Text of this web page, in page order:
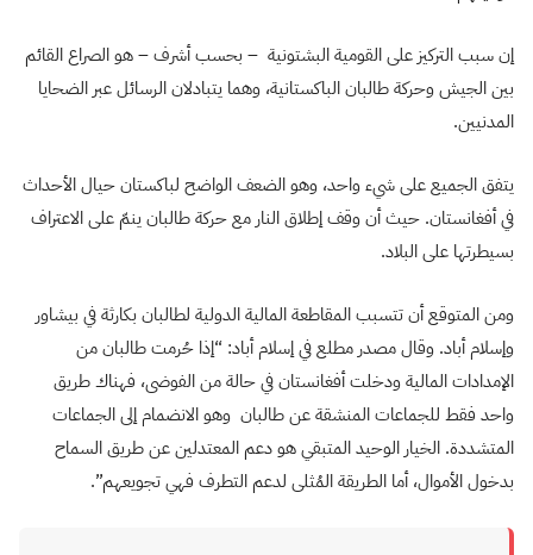
إن سبب التركيز على القومية البشتونية – بحسب أشرف – هو الصراع القائم
بين الجيش وحركة طالبان الباكستانية، وهما يتبادلان الرسائل عبر الضحايا
المدنيين.
يتفق الجميع على شيء واحد، وهو الضعف الواضح لباكستان حيال الأحداث
في أفغانستان. حيث أن وقف إطلاق النار مع حركة طالبان ينمّ على الاعتراف
بسيطرتها على البلاد.
ومن المتوقع أن تتسبب المقاطعة المالية الدولية لطالبان بكارثة في بيشاور
وإسلام أباد. وقال مصدر مطلع في إسلام أباد: “إذا حُرمت طالبان من
الإمدادات المالية ودخلت أفغانستان في حالة من الفوضى، فهناك طريق
واحد فقط للجماعات المنشقة عن طالبان وهو الانضمام إلى الجماعات
المتشددة. الخيار الوحيد المتبقي هو دعم المعتدلين عن طريق السماح
بدخول الأموال، أما الطريقة المُثلى لدعم التطرف فهي تجويعهم”.